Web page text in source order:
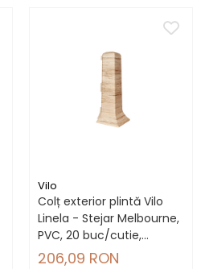
Vilo
Colț exterior plintă Vilo
Linela - Stejar Melbourne,
PVC, 20 buc/cutie,
compatibil plintă 80 mm
206,09 RON